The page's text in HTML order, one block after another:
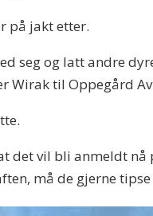
på jakt etter.
seg og latt andre
Wirak til Oppegård
det vil bli anmeldt nå
må de gjerne